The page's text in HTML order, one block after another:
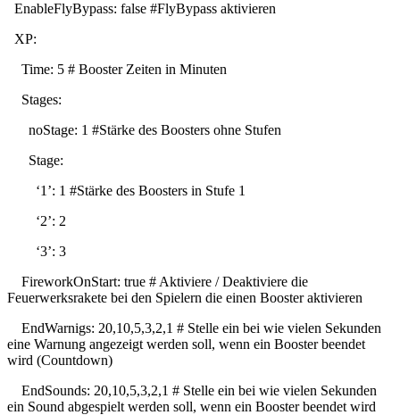
EnableFlyBypass: false #FlyBypass aktivieren
XP:
Time: 5 # Booster Zeiten in Minuten
Stages:
noStage: 1 #Stärke des Boosters ohne Stufen
Stage:
‘1’: 1 #Stärke des Boosters in Stufe 1
‘2’: 2
‘3’: 3
FireworkOnStart: true # Aktiviere / Deaktiviere die
Feuerwerksrakete bei den Spielern die einen Booster aktivieren
EndWarnigs: 20,10,5,3,2,1 # Stelle ein bei wie vielen Sekunden
eine Warnung angezeigt werden soll, wenn ein Booster beendet
wird (Countdown)
EndSounds: 20,10,5,3,2,1 # Stelle ein bei wie vielen Sekunden
ein Sound abgespielt werden soll, wenn ein Booster beendet wird